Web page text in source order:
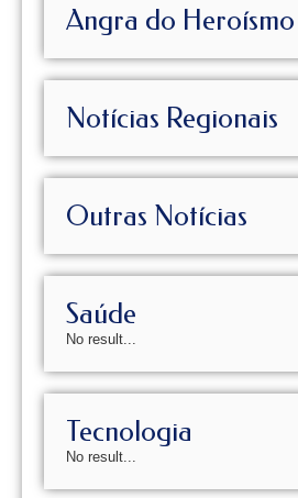
Angra do Heroísmo
Notícias Regionais
Outras Notícias
Saúde
No result...
Tecnologia
No result...